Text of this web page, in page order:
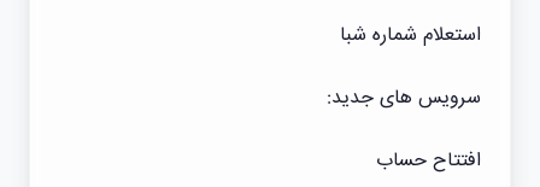
استعلام شماره شبا
سرویس های جدید:
افتتاح حساب